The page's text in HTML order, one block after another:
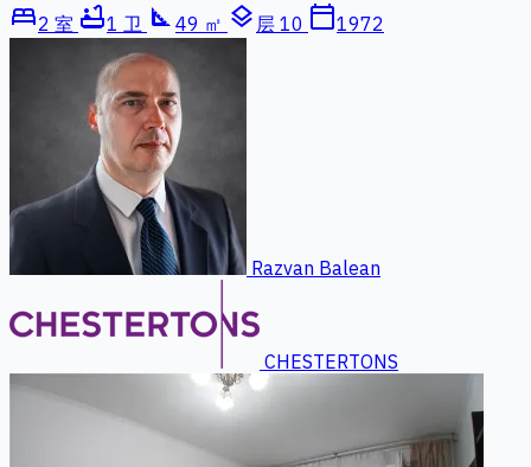
bed2 室 bathtub1 卫 square_foot 49 ㎡ layers 层 10 calendar_today1972
Razvan Balean
CHESTERTONS